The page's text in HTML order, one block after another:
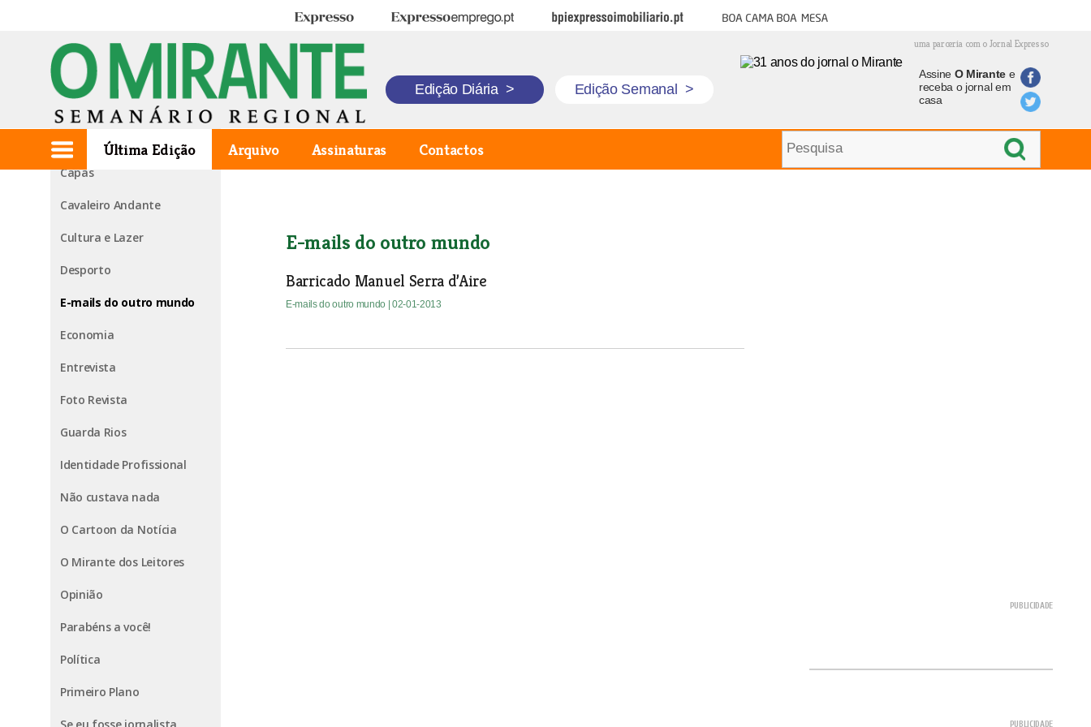
Expresso Expresso Emprego BPI Expresso Imobiliário Boa cama boa mesa
uma parceria com o Jornal Expresso
Edição Diária > Edição Semanal >
Assine O Mirantee
receba o jornal em
casa
Última Edição Arquivo Assinaturas Contactos
1ª página
Agora falo eu
Capas
Cavaleiro Andante
Cultura e Lazer
Desporto
E-mails do outro mundo
Economia
Entrevista
Foto Revista
Guarda Rios
Identidade Profissional
Não custava nada
O Cartoon da Notícia
O Mirante dos Leitores
Opinião
Parabéns a você!
Política
Primeiro Plano
E-mails do outro mundo
Barricado Manuel Serra d’Aire
E-mails do outro mundo | 02-01-2013